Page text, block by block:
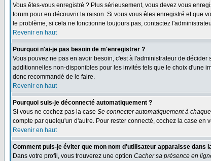
Vous êtes-vous enregistré ? Plus sérieusement, vous devez vous
forum pour en découvrir la raison. Si vous vous êtes enregistré et que
le problème, si cela ne fonctionne toujours pas, contactez
Revenir en haut
Pourquoi n'ai-je pas besoin de m'enregistrer ?
Vous pouvez ne pas en avoir besoin, c'est à l'administrateur de
additionnelles non-disponibles pour les invités tels que le choix d'une
donc recommandé de le faire.
Revenir en haut
Pourquoi suis-je déconnecté automatiquement ?
Si vous ne cochez pas la case Se connecter automatiquement à
compte par quelqu'un d'autre. Pour rester connecté, cochez la case
Revenir en haut
Comment puis-je éviter que mon nom d'utilisateur apparaisse dans
Dans votre profil, vous trouverez une option Cacher sa présence en